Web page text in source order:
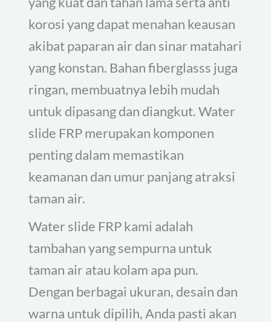
korosi yang dapat menahan keausan
akibat paparan air dan sinar matahari
yang konstan. Bahan fiberglasss juga
ringan, membuatnya lebih mudah
untuk dipasang dan diangkut. Water
slide FRP merupakan komponen
penting dalam memastikan
keamanan dan umur panjang atraksi
taman air.
Water slide FRP kami adalah
tambahan yang sempurna untuk
taman air atau kolam apa pun.
Dengan berbagai ukuran, desain dan
warna untuk dipilih, Anda pasti akan